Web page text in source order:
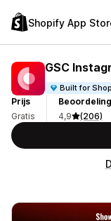
Shopify App
GSC
Built for
Prijs
Gratis
Beoordeling
4,9
(206)